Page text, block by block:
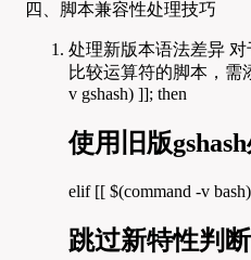
四、脚本兼容性处理技巧
处理新版本语法差异 对
比较运算符的脚本，需
v gshash) ]]; then
使用旧版
elif [[ $(command -v
跳过新特性判断